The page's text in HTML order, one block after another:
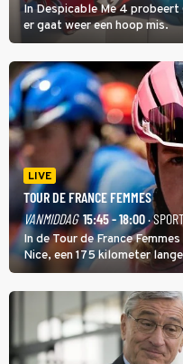
In Despicable Me 4 probeert
er gaat weer een hoop mis.
LIVE
TOUR DE FRANCE FEMMES
VANMIDDAG 15:45 - 18:00·
In de Tour de France
Nice, een 175 kilometer
midden. Dat is mogelijk niet
temperatuur. Het kan in Nice